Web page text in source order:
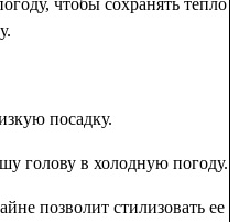
посадку.
голову в холодную погоду.
позволит стилизовать ее